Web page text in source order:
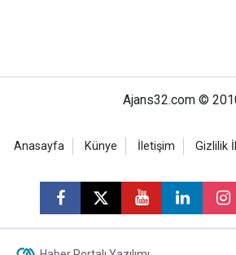
Ajans32.com ©
Anasayfa Künye İletişim Gizlilik